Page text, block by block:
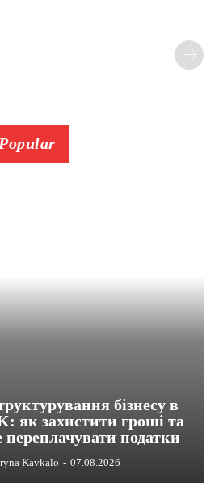
Popular
бізнесу в
як захистити гроші та
переплачувати податки
Kavkalo - 07.08.2026